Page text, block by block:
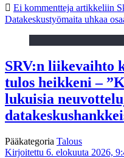
Ei kommentteja artikkeliin
Datakeskustyömaita uhkaa
SRV:n liikevaihto
tulos heikkeni –
lukuisia
Pääkategoria Talous
Kirjoitettu 6. elokuuta 2026,